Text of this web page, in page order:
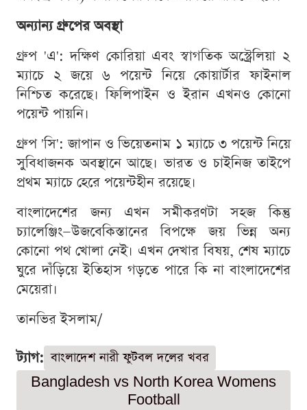
অন্যান্য গ্রুপের অবস্থা
গ্রুপ 'এ': দক্ষিণ কোরিয়া এবং স্বাগতিক অস্ট্রেলিয়া ২
ম্যাচে ২ জয়ে ৬ পয়েন্ট নিয়ে কোয়ার্টার ফাইনাল
নিশ্চিত করেছে। ফিলিপাইন ও ইরান এখনও কোনো
পয়েন্ট পায়নি।
গ্রুপ 'সি': জাপান ও ভিয়েতনাম ১ ম্যাচে ৩ পয়েন্ট নিয়ে
সুবিধাজনক অবস্থানে আছে। ভারত ও চাইনিজ তাইপে
প্রথম ম্যাচে হেরে পয়েন্টহীন রয়েছে।
বাংলাদেশের জন্য এখন সমীকরণটা সহজ কিন্তু
চ্যালেঞ্জিং—উজবেকিস্তানের বিপক্ষে জয় ভিন্ন অন্য
কোনো পথ খোলা নেই। এখন দেখার বিষয়, শেষ ম্যাচে
ঘুরে দাঁড়িয়ে ইতিহাস গড়তে পারে কি না বাংলাদেশের
মেয়েরা।
তানভির ইসলাম/
ট্যাগ: বাংলাদেশ নারী ফুটবল দলের খবর
Bangladesh vs North Korea Womens
Football